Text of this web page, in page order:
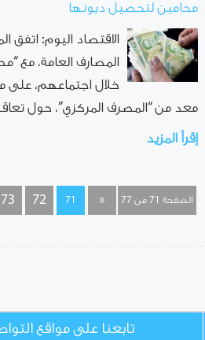
محامين لتحصيل ديونها
الاقتصاد اليوم: اتفق
المصارف العامة، مع
خلال اجتماعهم، على
معد من “المصرف المركزي”، حول
إقرأ المزيد
الصفحة 71 من 77 «
71
72
73
تابعنا على مواقع